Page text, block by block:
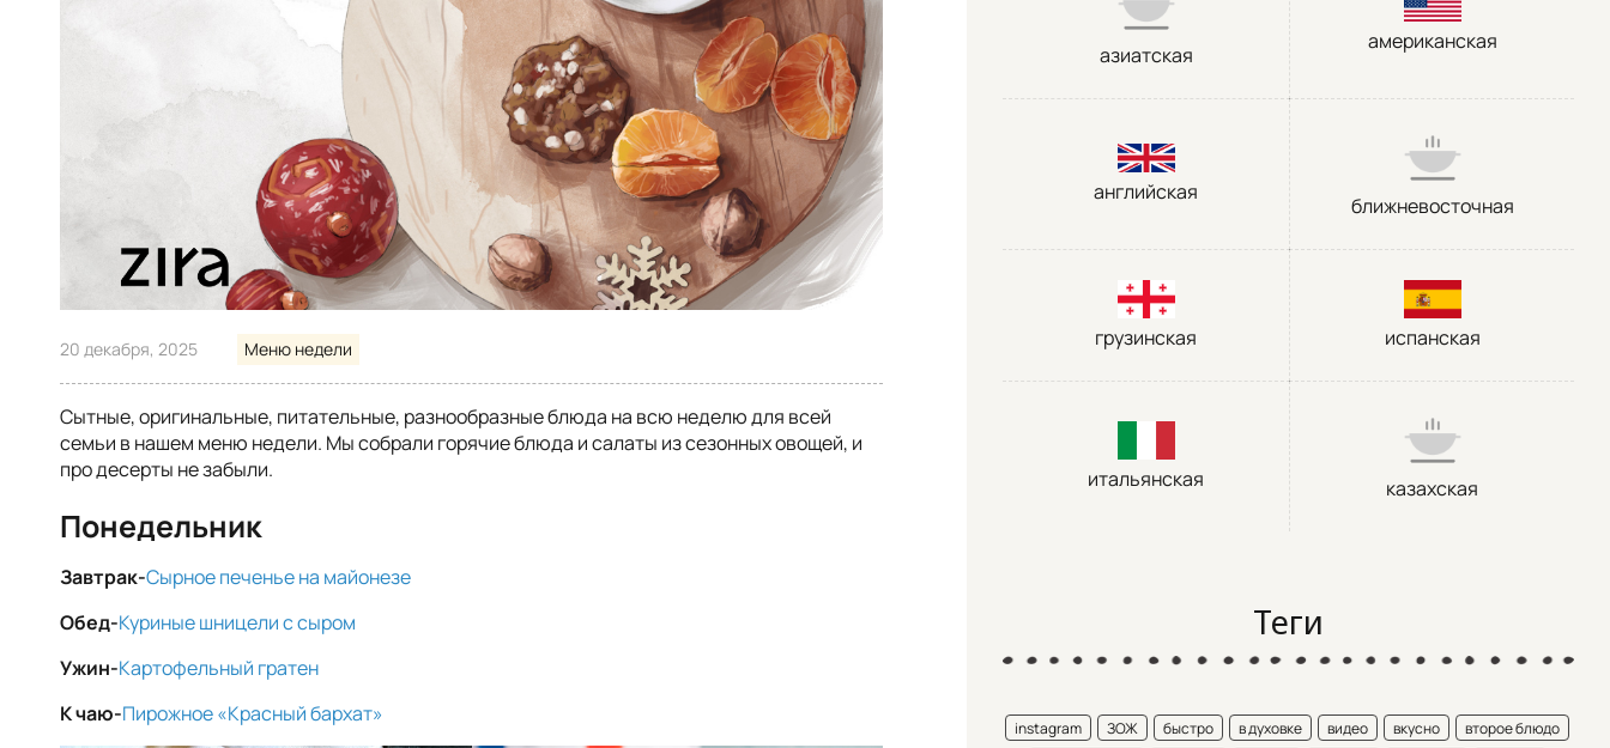
20 декабря, 2025 Меню недели
Сытные, оригинальные, питательные, разнообразные блюда на всю неделю для всей
семьи в нашем меню недели. Мы собрали горячие блюда и салаты из сезонных овощей, и
про десерты не забыли.
Понедельник
Завтрак-Cырное печенье на майонезе
Обед-Куриные шницели с сыром
Ужин-Картофельный гратен
К чаю-Пирожное «Красный бархат»
азиатская
американская
английская
ближневосточная
грузинская испанская
итальянская казахская
Теги
instagram ЗОЖ быстро в духовке видео вкусно
второе блюдо